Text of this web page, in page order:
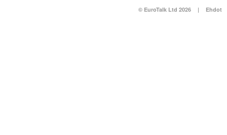
© EuroTalk Ltd 2026 | Ehdot